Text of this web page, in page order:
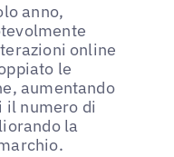
anno,
online
le
aumentando
il numero di
la